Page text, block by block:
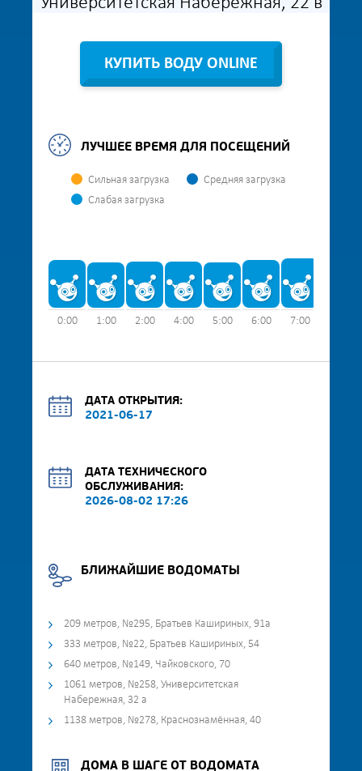
КУПИТЬ ВОДУ ONLINE
ЛУЧШЕЕ ВРЕМЯ ДЛЯ ПОСЕЩЕНИЙ
Сильная загрузка
Средняя загрузка
Слабая загрузка
0:00 1:00 2:00 4:00 5:00 6:00 7:00
ДАТА ОТКРЫТИЯ:
2021-06-17
ДАТА ТЕХНИЧЕСКОГО
ОБСЛУЖИВАНИЯ:
2026-08-02 17:26
БЛИЖАЙШИЕ ВОДОМАТЫ
209 метров, №295, Братьев Кашириных, 91а
333 метров, №22, Братьев Кашириных, 54
640 метров, №149, Чайковского, 70
1061 метров, №258, Университетская
Набережная, 32 а
1138 метров, №278, Краснознамённая, 40
ДОМА В ШАГЕ ОТ ВОДОМАТА